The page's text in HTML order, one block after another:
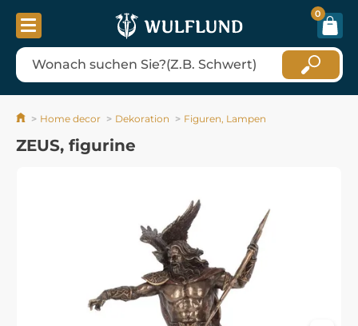
0
Home decor Dekoration Figuren, Lampen
ZEUS, figurine